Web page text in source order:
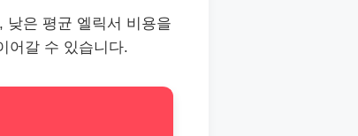
낮은 평균 엘릭서 비용을
어갈 수 있습니다.